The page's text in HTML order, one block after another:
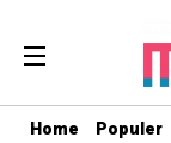
Home Populer